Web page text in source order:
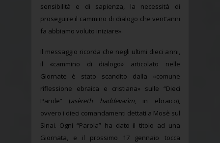
sensibilità e di sapienza, la necessità di
proseguire il cammino di dialogo che vent’anni
fa abbiamo voluto iniziare».
Il messaggio ricorda che negli ultimi dieci anni,
il «cammino di dialogo» articolato nelle
Giornate è stato scandito dalla «comune
riflessione ebraica e cristiana» sulle “Dieci
Parole” (asèreth haddevarìm, in ebraico),
ovvero i dieci comandamenti dettati a Mosè sul
Sinai. Ogni “Parola” ha dato il titolo ad una
Giornata, e il prossimo 17 gennaio tocca